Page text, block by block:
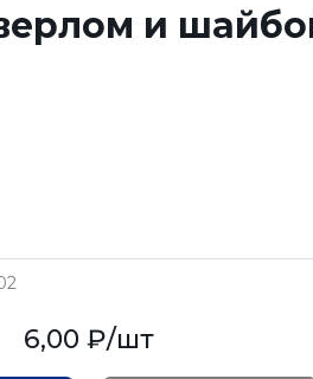
и
6,00 ₽/шт